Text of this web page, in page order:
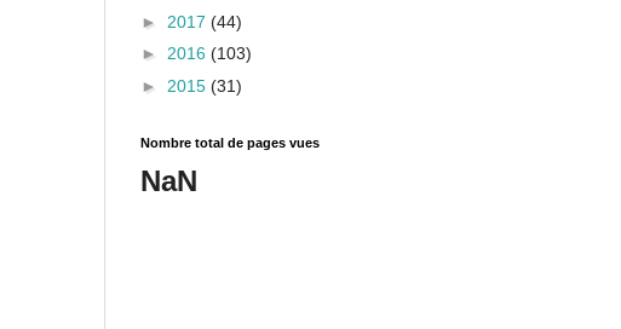
► 2017 (44)
► 2016 (103)
► 2015 (31)
Nombre total de pages vues
NaN